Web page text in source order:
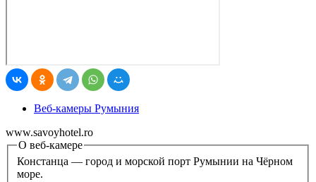
Веб-камеры Румыния
www.savoyhotel.ro
О веб-камере
Констанца — город и морской порт Румынии на Чёрном
море.